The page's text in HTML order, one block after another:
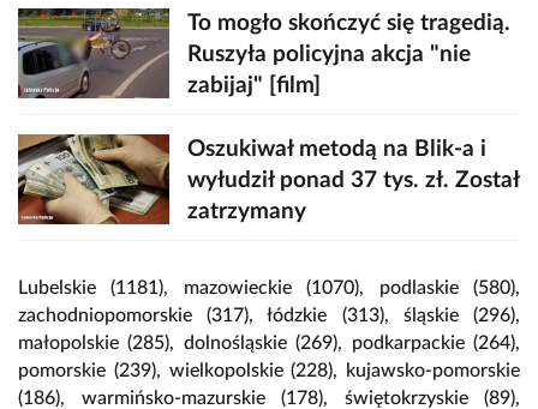
To mogło skończyć się tragedią.
Ruszyła policyjna akcja "nie
zabijaj" [film]
Oszukiwał metodą na Blik-a i
wyłudził ponad 37 tys. zł. Został
zatrzymany
Lubelskie (1181), mazowieckie (1070), podlaskie (580),
zachodniopomorskie (317), łódzkie (313), śląskie (296),
małopolskie (285), dolnośląskie (269), podkarpackie (264),
pomorskie (239), wielkopolskie (228), kujawsko-pomorskie
(186), warmińsko-mazurskie (178), świętokrzyskie (89),